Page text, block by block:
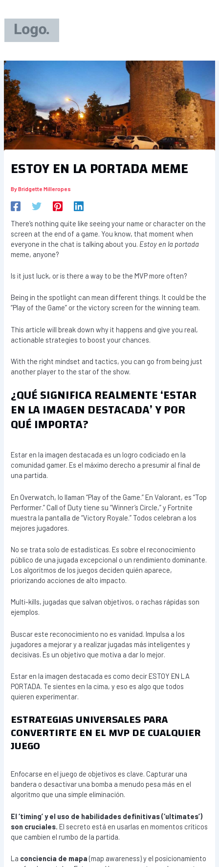
content
ESTOY EN LA PORTADA MEME
ByBridgette Milleropes
There’s nothing quite like seeing your name or character on the
screen at the end of a game. You know, that moment when
everyone in the chat is talking about you. Estoy en la portada
meme, anyone?
Is it just luck, or is there a way to be the MVP more often?
Being in the spotlight can mean different things. It could be the
“Play of the Game” or the victory screen for the winning team.
This article will break down why it happens and give you real,
actionable strategies to boost your chances.
With the right mindset and tactics, you can go from being just
another player to the star of the show.
¿QUÉ SIGNIFICA REALMENTE ‘ESTAR
EN LA IMAGEN DESTACADA’ Y POR
QUÉ IMPORTA?
Estar en la imagen destacada es un logro codiciado en la
comunidad gamer. Es el máximo derecho a presumir al final de
una partida.
En Overwatch, lo llaman “Play of the Game.” En Valorant, es “Top
Performer.” Call of Duty tiene su “Winner’s Circle,” y Fortnite
muestra la pantalla de “Victory Royale.” Todos celebran a los
mejores jugadores.
No se trata solo de estadísticas. Es sobre el reconocimiento
público de una jugada excepcional o un rendimiento dominante.
Los algoritmos de los juegos deciden quién aparece,
priorizando acciones de alto impacto.
Multi-kills, jugadas que salvan objetivos, o rachas rápidas son
ejemplos.
Buscar este reconocimiento no es vanidad. Impulsa a los
jugadores a mejorar y a realizar jugadas más inteligentes y
decisivas. Es un objetivo que motiva a dar lo mejor.
Estar en la imagen destacada es como decir ESTOY EN LA
PORTADA. Te sientes en la cima, y eso es algo que todos
quieren experimentar.
ESTRATEGIAS UNIVERSALES PARA
CONVERTIRTE EN EL MVP DE CUALQUIER
JUEGO
Enfocarse en el juego de objetivos es clave. Capturar una
bandera o desactivar una bomba a menudo pesa más en el
algoritmo que una simple eliminación.
El ‘timing’ y el uso de habilidades definitivas (‘ultimates’)
son cruciales. El secreto está en usarlas en momentos críticos
que cambien el rumbo de la partida.
La conciencia de mapa (map awareness) y el posicionamiento